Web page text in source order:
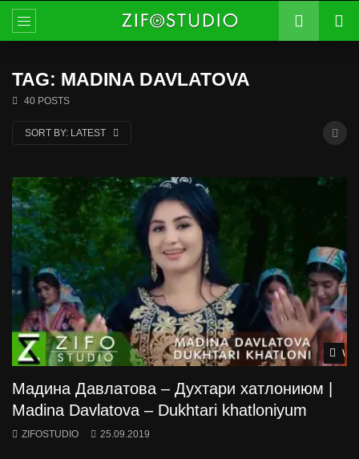
TAG: MADINA DAVLATOVA
40 POSTS
SORT BY: LATEST
Мадина Давлатова – Духтари хатлониюм |
Madina Davlatova – Dukhtari khatloniyum
ZIFOSTUDIO 25.09.2019